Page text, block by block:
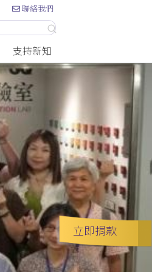
聯絡我們
支持新知
立即捐款